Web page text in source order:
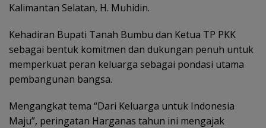
Kalimantan Selatan, H. Muhidin.
Kehadiran Bupati Tanah Bumbu dan Ketua TP PKK
sebagai bentuk komitmen dan dukungan penuh untuk
memperkuat peran keluarga sebagai pondasi utama
pembangunan bangsa.
Mengangkat tema “Dari Keluarga untuk Indonesia
Maju”, peringatan Harganas tahun ini mengajak